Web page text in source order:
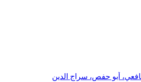
أبو حفص، سراج الدين